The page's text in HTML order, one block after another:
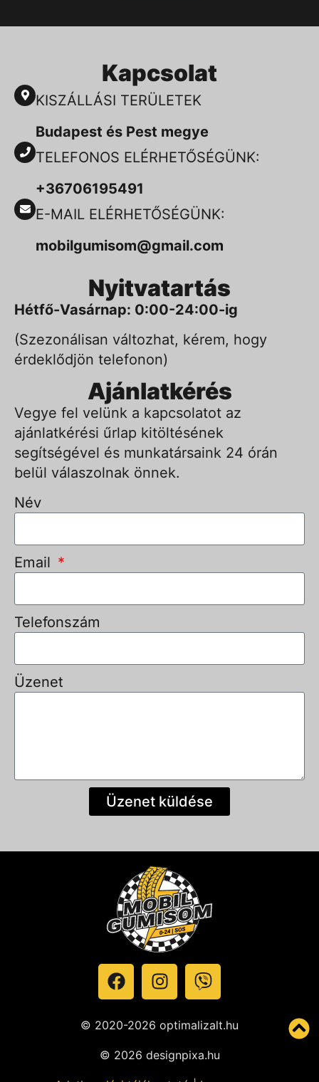
Kapcsolat
KISZÁLLÁSI TERÜLETEK
Budapest és Pest megye
TELEFONOS ELÉRHETŐSÉGÜNK:
+36706195491
E-MAIL ELÉRHETŐSÉGÜNK:
mobilgumisom@gmail.com
Nyitvatartás
Hétfő-Vasárnap: 0:00-24:00-ig
(Szezonálisan változhat, kérem, hogy
érdeklődjön telefonon)
Ajánlatkérés
Vegye fel velünk a kapcsolatot az
ajánlatkérési űrlap kitöltésének
segítségével és munkatársaink 24 órán
belül válaszolnak önnek.
Név
Email
Telefonszám
Üzenet
Üzenet küldése
© 2020-2026 optimalizalt.hu
© 2026 designpixa.hu